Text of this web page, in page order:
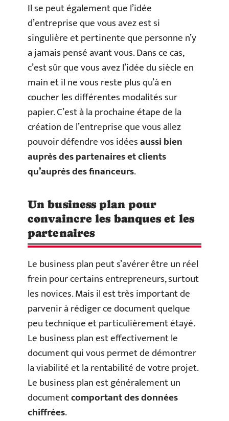
Il se peut également que l’idée
d’entreprise que vous avez est si
singulière et pertinente que personne n’y
a jamais pensé avant vous. Dans ce cas,
c’est sûr que vous avez l’idée du siècle en
main et il ne vous reste plus qu’à en
coucher les différentes modalités sur
papier. C’est à la prochaine étape de la
création de l’entreprise que vous allez
pouvoir défendre vos idéesaussi bien
auprès des partenaires et clients
qu’auprès des financeurs.
Un business plan pour
convaincre les banques et les
partenaires
Le business plan peut s’avérer être un réel
frein pour certains entrepreneurs, surtout
les novices. Mais il est très important de
parvenir à rédiger ce document quelque
peu technique et particulièrement étayé.
Le business plan est effectivement le
document qui vous permet de démontrer
la viabilité et la rentabilité de votre projet.
Le business plan est généralement un
documentcomportant des données
chiffrées.